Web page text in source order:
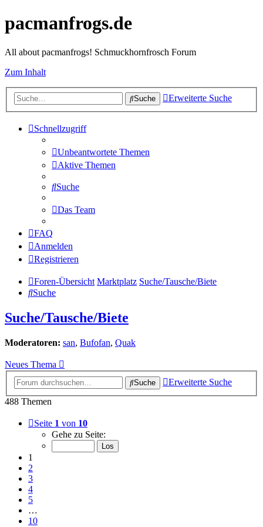
pacmanfrogs.de
All about pacmanfrogs! Schmuckhornfrosch Forum
Zum Inhalt
Suche Erweiterte Suche
Schnellzugriff
Unbeantwortete Themen
Aktive Themen
Suche
Das Team
FAQ
Anmelden
Registrieren
Foren-Übersicht Marktplatz Suche/Tausche/Biete
Suche
Suche/Tausche/Biete
Moderatoren: san, Bufofan, Quak
Neues Thema
Suche
Erweiterte Suche
488 Themen
Seite 1 von 10
Gehe zu Seite:
1
2
3
4
5
…
10